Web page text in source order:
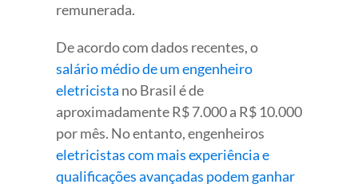
remunerada.
De acordo com dados recentes, o
salário médio de um engenheiro
eletricista no Brasil é de
aproximadamente R$ 7.000 a R$ 10.000
por mês. No entanto, engenheiros
eletricistas com mais experiência e
qualificações avançadas podem ganhar